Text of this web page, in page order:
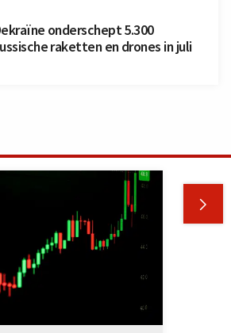
onderschept 5.300
raketten en drones in juli
